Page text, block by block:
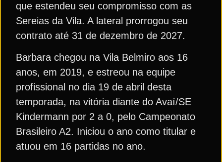
que estendeu seu compromisso com as
Sereias da Vila. A lateral prorrogou seu
contrato até 31 de dezembro de 2027.
Barbara chegou na Vila Belmiro aos 16
anos, em 2019, e estreou na equipe
profissional no dia 19 de abril desta
temporada, na vitória diante do Avaí/SE
Kindermann por 2 a 0, pelo Campeonato
Brasileiro A2. Iniciou o ano como titular e
atuou em 16 partidas no ano.